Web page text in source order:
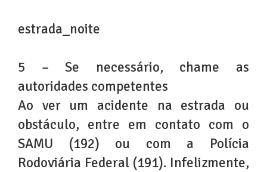
estrada_noite
5 – Se necessário, chame as
autoridades competentes
Ao ver um acidente na estrada ou
obstáculo, entre em contato com o
SAMU (192) ou com a Polícia
Rodoviária Federal (191). Infelizmente,